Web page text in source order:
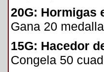
20G: Hormigas
Gana 20
15G: Hacedor
Congela 50